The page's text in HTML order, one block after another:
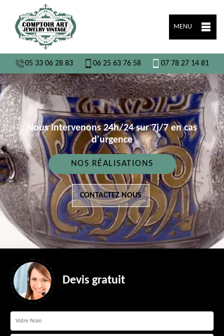
MENU
05 33 06 28 83 06 25 63 76 58 07 78 27 14 81
Nous intervenons 24h/24 sur 7j/7 en cas
d'urgence
NOS RÉALISATIONS
CONTACTEZ NOUS
Devis gratuit